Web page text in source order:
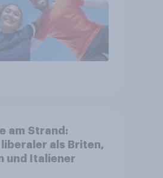
am Strand:
liberaler als Briten,
und Italiener